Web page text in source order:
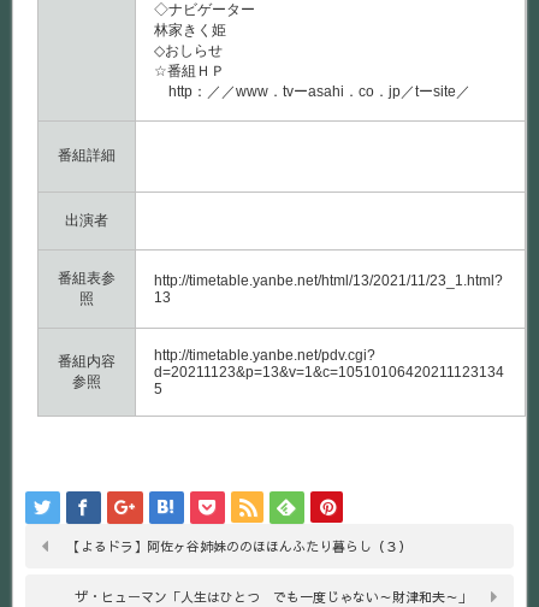
◇ナビゲーター
林家きく姫
◇おしらせ
☆番組ＨＰ
http：／／www．tvーasahi．co．jp／tーsite／
番組詳細
出演者
番組表参
照
http://timetable.yanbe.net/html/13/2021/11/23_1.html?
13
番組内容
参照
http://timetable.yanbe.net/pdv.cgi?
d=20211123&p=13&v=1&c=10510106420211123134
5
【よるドラ】阿佐ヶ谷姉妹ののほほんふたり暮らし（３）
ザ・ヒューマン「人生はひとつ でも一度じゃない～財津和夫～」